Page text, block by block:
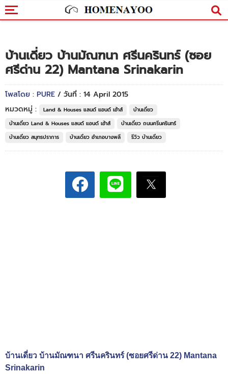
บ้านเดี่ยว บ้านมัณฑนา ศรีนครินทร์ (ซอย
ศรีด่าน 22) Mantana Srinakarin
โพสโดย : PURE / วันที่ : 14 April 2015
หมวดหมู่ :
Land & Houses แลนด์ แอนด์ เฮ้าส์
บ้านเดี่ยว
บ้านเดี่ยว Land & Houses แลนด์ แอนด์ เฮ้าส์
บ้านเดี่ยว ถนนศรีนครินทร์
บ้านเดี่ยว สมุทรปราการ
บ้านเดี่ยว อำเภอบางพลี รีวิว บ้านเดี่ยว
บ้านเดี่ยว บ้านมัณฑนา ศรีนครินทร์ (ซอยศรีด่าน 22) Mantana
Srinakarin